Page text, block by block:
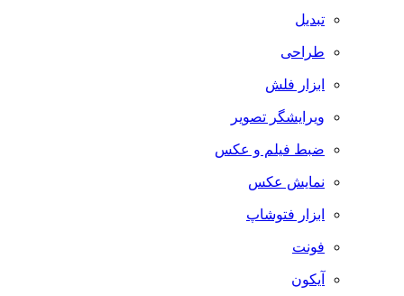
تبدیل
طراحی
ابزار فلش
ویرایشگر تصویر
ضبط فيلم و عكس
نمایش عکس
ابزار فتوشاپ
فونت
آیکون